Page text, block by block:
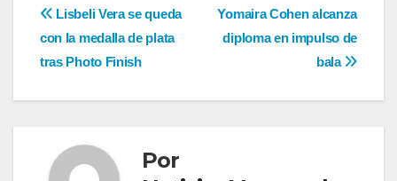
Navegación
de
entradas
Yomaira Cohen alcanza
diploma en impulso de
bala
Lisbeli Vera se queda
con la medalla de plata
tras Photo Finish
Por